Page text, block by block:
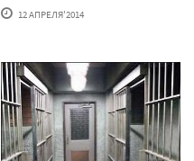
12 АПРЕЛЯ'2014